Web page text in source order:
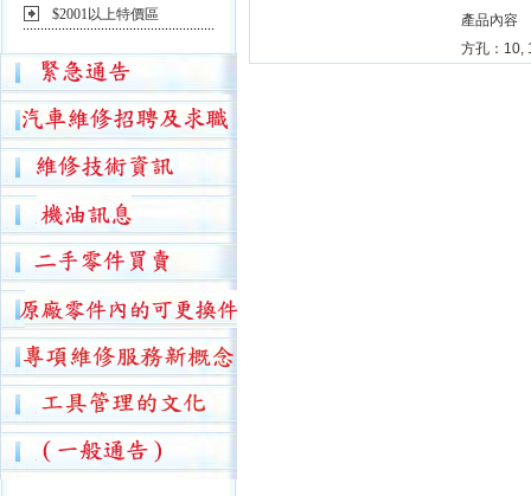
$2001以上特價區
產品內容
方孔：10,